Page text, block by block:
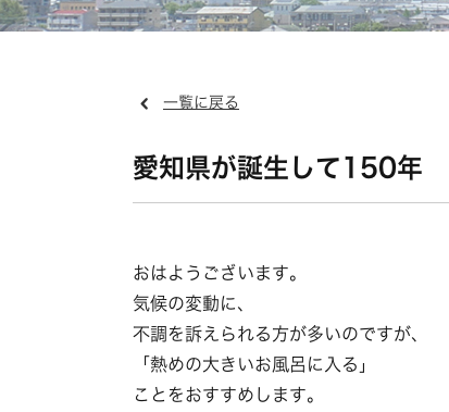
一覧に戻る
愛知県が誕生して150年
おはようございます。
気候の変動に、
不調を訴えられる方が多いのですが、
「熱めの大きいお風呂に入る」
ことをおすすめします。